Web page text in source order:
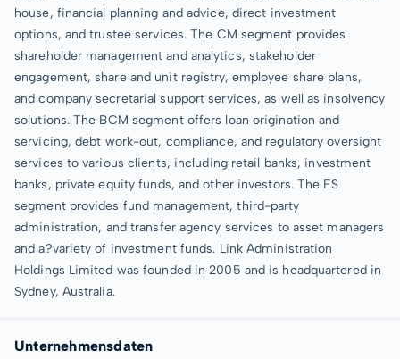
house, financial planning and advice, direct investment
options, and trustee services. The CM segment provides
shareholder management and analytics, stakeholder
engagement, share and unit registry, employee share plans,
and company secretarial support services, as well as insolvency
solutions. The BCM segment offers loan origination and
servicing, debt work-out, compliance, and regulatory oversight
services to various clients, including retail banks, investment
banks, private equity funds, and other investors. The FS
segment provides fund management, third-party
administration, and transfer agency services to asset managers
and a?variety of investment funds. Link Administration
Holdings Limited was founded in 2005 and is headquartered in
Sydney, Australia.
Unternehmensdaten